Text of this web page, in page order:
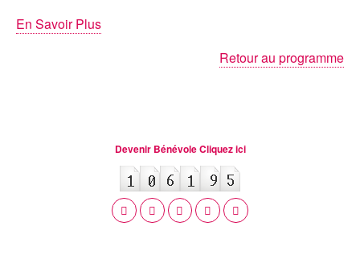
En Savoir Plus
Retour au programme
Devenir Bénévole Cliquez ici